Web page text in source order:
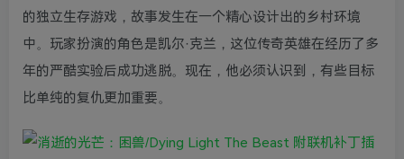
的独立生存游戏，故事发生在一个精心设计出的乡村环境
中。玩家扮演的角色是凯尔·克兰，这位传奇英雄在经历了多
年的严酷实验后成功逃脱。现在，他必须认识到，有些目标
比单纯的复仇更加重要。